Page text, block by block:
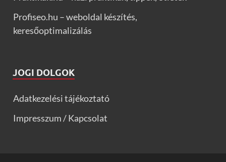
Profiseo.hu – weboldal készítés,
keresőoptimalizálás
JOGI DOLGOK
Adatkezelési tájékoztató
Impresszum / Kapcsolat